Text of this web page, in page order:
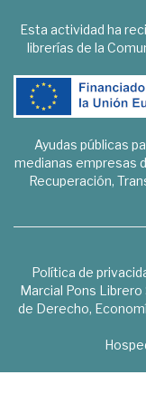
Esta actividad ha
librerías de la
Ayudas públicas
medianas empresas
Recuperación,
Política de
Marcial Pons
de Derecho,